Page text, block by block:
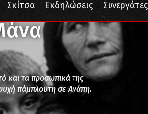
Σκίτσα Εκδηλώσεις Συνεργάτες
και τα προσωπικά της
πάμπλουτη σε Αγάπη.